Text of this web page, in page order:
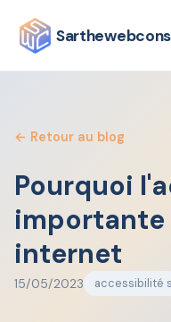
← Retour au blog
Pourquoi
importante
internet
15/05/2023 accessibilité